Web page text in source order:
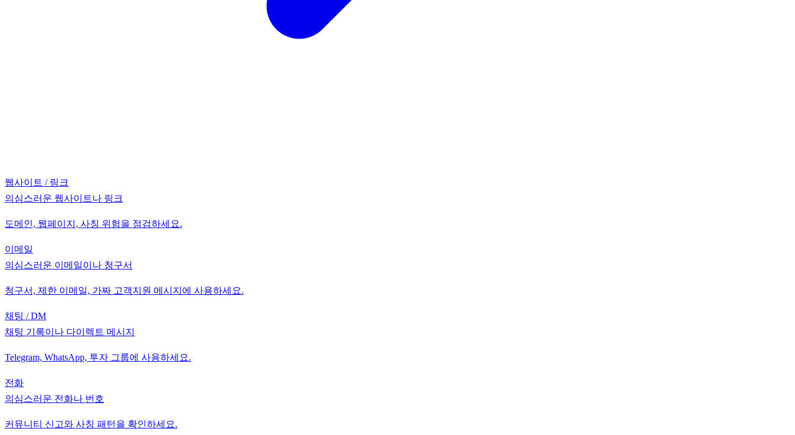
웹사이트 / 링크
의심스러운 웹사이트나 링크
도메인, 웹페이지, 사칭 위험을 점검하세요.
이메일
의심스러운 이메일이나 청구서
청구서, 제한 이메일, 가짜 고객지원 메시지에 사용하세요.
채팅 / DM
채팅 기록이나 다이렉트 메시지
Telegram, WhatsApp, 투자 그룹에 사용하세요.
전화
의심스러운 전화나 번호
커뮤니티 신고와 사칭 패턴을 확인하세요.